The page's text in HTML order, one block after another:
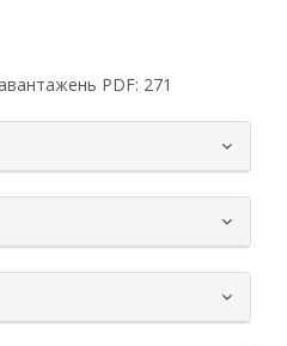
PDF: 271